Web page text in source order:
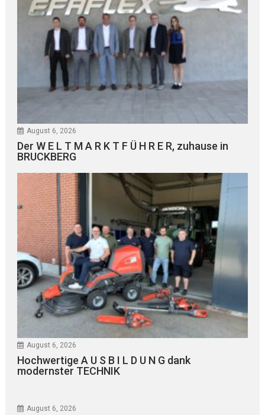
August 6, 2026
Der W E L T M A R K T F Ü H R E R, zuhause in
BRUCKBERG
August 6, 2026
Hochwertige A U S B I L D U N G dank
modernster TECHNIK
August 6, 2026